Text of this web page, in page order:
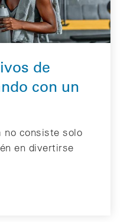
de
con un
no consiste solo
en divertirse